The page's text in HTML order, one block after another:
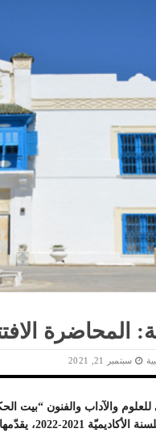
الافتتاحيّة
سبتمبر 21, 2021
المحاضرة